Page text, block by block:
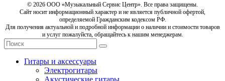
© 2026 ООО «Музыкальный Сервис Центр». Все права защищены.
Сайт носит информационный характер и не является публичной офертой,
определяемой Гражданским кодексом РФ.
Для получения актуальной и подробной информации о наличии и стоимости товаров
и услуг пожалуйста, обращайтесь к нашим менеджерам.
Гитары и аксессуары
Электрогитары
Акустические гитары